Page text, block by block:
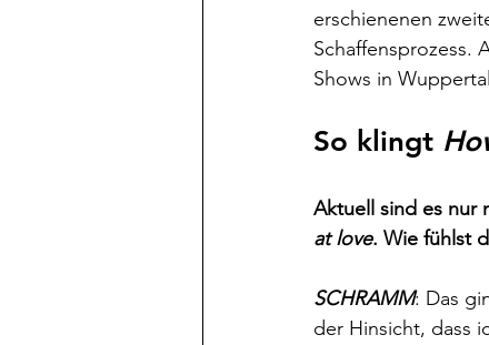
erschienenen
Schaffensprozess.
Shows in
So klingt
Aktuell sind es nur
at love. Wie fühlst
SCHRAMM: Das
der Hinsicht, dass